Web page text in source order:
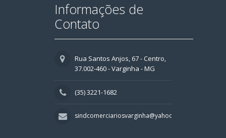
Informações de
Contato
Rua Santos Anjos, 67 - Centro,
37.002-460 - Varginha - MG
(35) 3221-1682
sindcomerciariosvarginha@yahoo.com.br